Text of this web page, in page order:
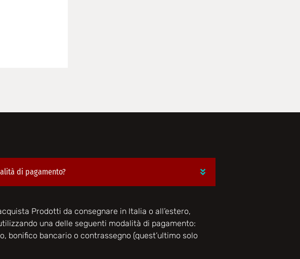
di pagamento?
Prodotti da consegnare in Italia o all’estero,
una delle seguenti modalità di pagamento:
bonifico bancario o contrassegno (quest’ultimo solo